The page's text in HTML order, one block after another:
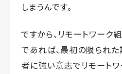
しまうんです。
ですから、リモートワーク
であれば、最初の限られ
者に強い意志でリモート